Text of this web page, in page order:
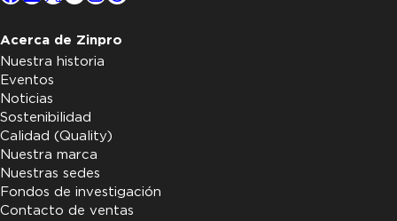
Acerca de Zinpro
Nuestra historia
Eventos
Noticias
Sostenibilidad
Calidad (Quality)
Nuestra marca
Nuestras sedes
Fondos de investigación
Contacto de ventas